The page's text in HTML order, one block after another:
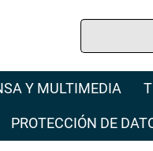
Buscar
Y MULTIMEDIA
PROTECCIÓN DE